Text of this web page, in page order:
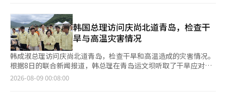
水率低于50%的蓄水池，推动利用大型井和河流水源进行蓄水。同
时，计划支持大型井的维修费用和河床挖掘设备，以增加农业用水
的保障。10日，郡政府将与农林畜产食品部、韩国农村公社、农协
等相关机构进行现场检查，讨论干旱应对情况和额外水源的保障方
案。为应对持续的干旱，自3日起已设立干旱对策情况室。情况室
将重点检查辖区内蓄水池和农业用水供应设施的水位和运行状态，
并加强对脆弱地区的应对。在水产领域，重点预防高温损失。上月
27日，得量湾发布高温警报后，郡政府组建了现场应对小组，维持
的城市。大邱的油价则下降3.8韩元，达到1840.6韩元，是全国最
低的。 按品牌来看，GS Caltex加油站的汽油价格为1869.2韩元，
最高；而经济型加油站的价格为1858.0韩元，最低。 柴油价格也
有所下降。全国加油站柴油平均销售价格较上周下降3.6韩元，记
录为1849.2韩元。 国际油价同样呈现下跌趋势。这被解读为美国
与伊朗之间关于霍尔木兹海峡航行的谈判预期增强所致。 作为进
口原油价格基准的迪拜油价较上周下降1.4美元，记录为79.5美元
每桶。国际汽油价格下降11.0美元，记录为104.6美元，国际汽车
韩国总理访问庆尚北道青岛，检查干
旱与高温灾害情况
韩成淑总理访问庆尚北道青岛，检查干旱和高温造成的灾害情况。
根据8日的联合新闻报道，韩总理在青岛运文坝听取了干旱应对现
状及水资源供应对策的汇报后，要求“积极利用应急替代水源，做
2026-08-09 00:08:00